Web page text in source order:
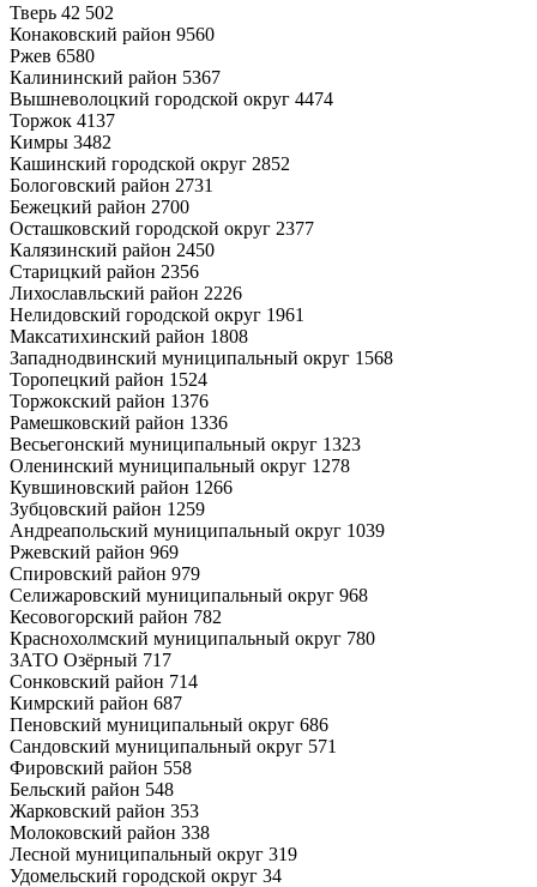
Тверь 42 502
Конаковский район 9560
Ржев 6580
Калининский район 5367
Вышневолоцкий городской округ 4474
Торжок 4137
Кимры 3482
Кашинский городской округ 2852
Бологовский район 2731
Бежецкий район 2700
Осташковский городской округ 2377
Калязинский район 2450
Старицкий район 2356
Лихославльский район 2226
Нелидовский городской округ 1961
Максатихинский район 1808
Западнодвинский муниципальный округ 1568
Торопецкий район 1524
Торжокский район 1376
Рамешковский район 1336
Весьегонский муниципальный округ 1323
Оленинский муниципальный округ 1278
Кувшиновский район 1266
Зубцовский район 1259
Андреапольский муниципальный округ 1039
Ржевский район 969
Спировский район 979
Селижаровский муниципальный округ 968
Кесовогорский район 782
Краснохолмский муниципальный округ 780
ЗАТО Озёрный 717
Сонковский район 714
Кимрский район 687
Пеновский муниципальный округ 686
Сандовский муниципальный округ 571
Фировский район 558
Бельский район 548
Жарковский район 353
Молоковский район 338
Лесной муниципальный округ 319
Удомельский городской округ 34